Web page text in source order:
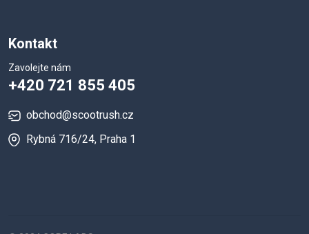
Kontakt
Zavolejte nám
+420 721 855 405
obchod@scootrush.cz
Rybná 716/24, Praha 1